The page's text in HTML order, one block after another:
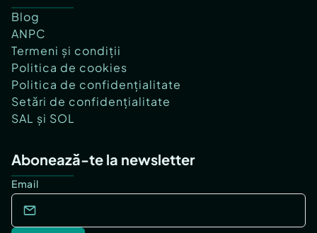
Blog
ANPC
Termeni și condiții
Politica de cookies
Politica de confidențialitate
Setări de confidențialitate
SAL și SOL
Abonează-te la newsletter
Email